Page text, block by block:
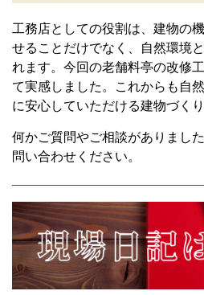
工務店としての役割は、建物の
せることだけでなく、自然環境
れます。今回の老舗料亭の改修
て実感しました。これからも自
に安心していただける建物づく
何かご質問やご相談がありまし
問い合わせください。